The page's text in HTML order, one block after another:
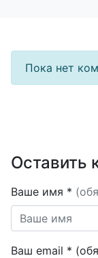
Пока нет
Оставить
Ваше имя *
Ваш email *